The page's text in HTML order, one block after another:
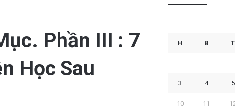
Phần III : 7
Học Sau
H B T
3 4 5
10 11